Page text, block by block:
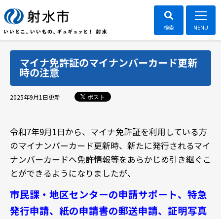
マイナ免許証のマイナンバーカード更新
時の注意
2025年9月1日更新 ポスト
令和7年9月1日から、マイナ免許証を利用している方
のマイナンバーカード更新時、新たに発行されるマイ
ナンバーカードへ免許情報等をあらかじめ引き継ぐこ
とができるようになりましたが、
市民課・地区センターの申請サポート、特急
発行申請、 紙の申請書の郵送申請、 証明写真